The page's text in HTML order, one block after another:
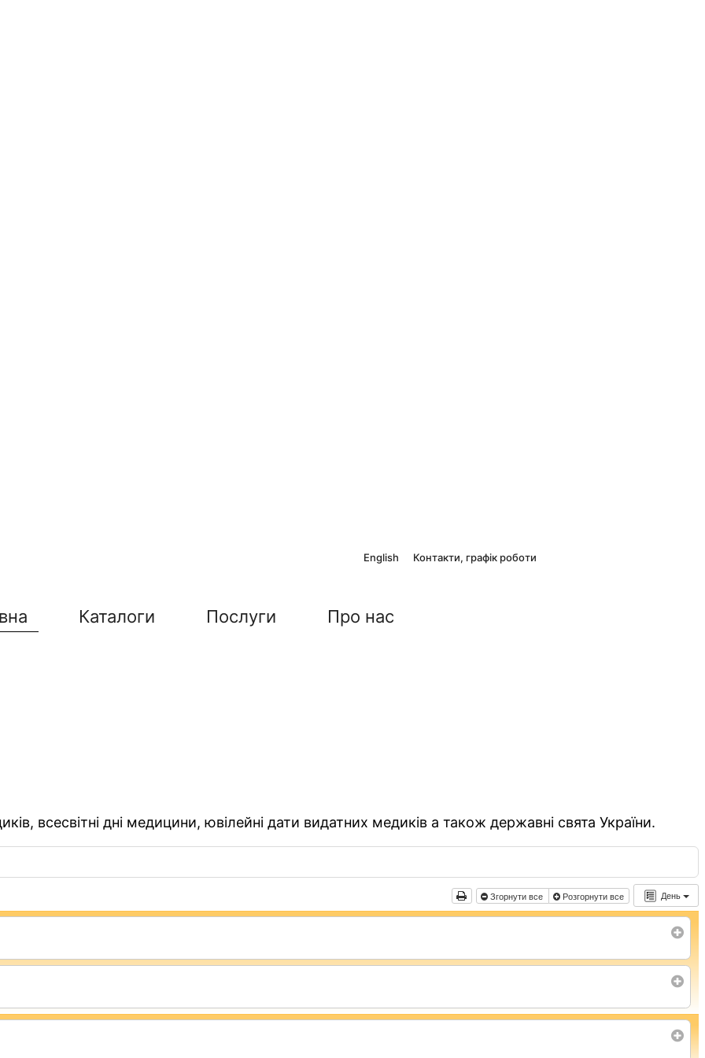
English Контакти, графік роботи
Каталоги Послуги Про нас
всесвітні дні медицини, ювілейні дати видатних медиків а також державні свята України.
День
Згорнути все Розгорнути все